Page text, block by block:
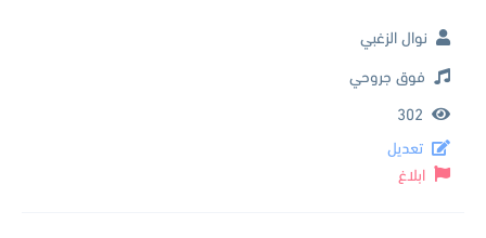
نوال الزغبي
فوق جروحي
302
تعديل
ابلاغ